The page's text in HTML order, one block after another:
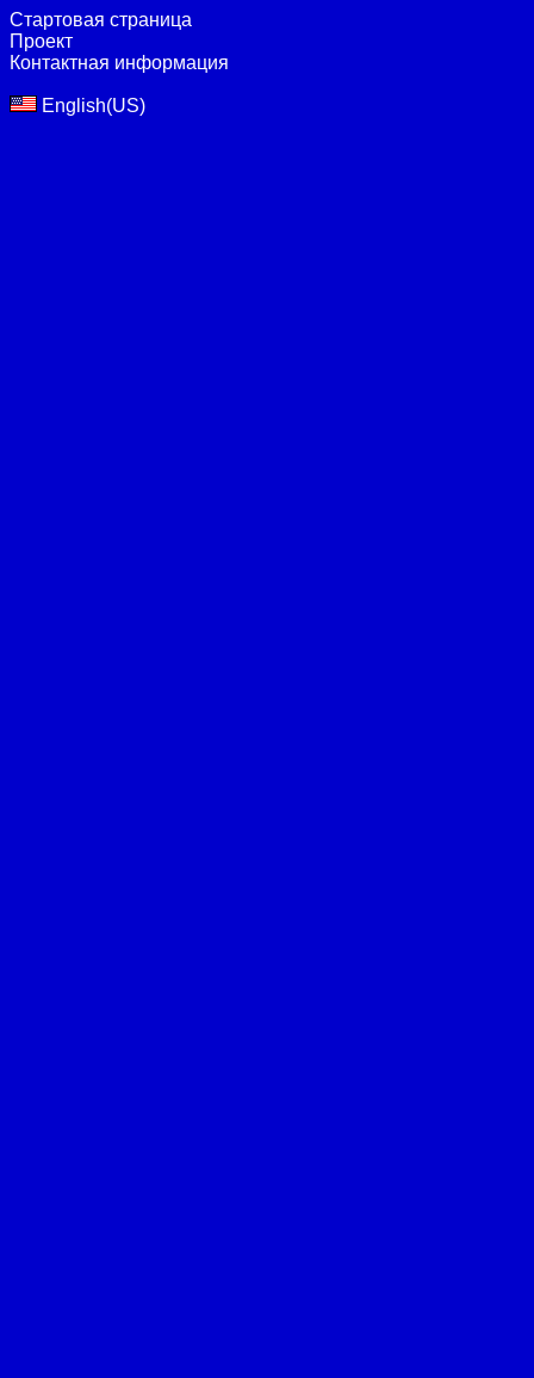
Стартовая страница
Проект
Контактная информация
English(US)